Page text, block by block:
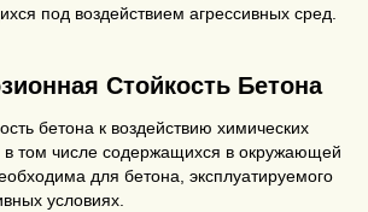
повышения
и ударной
Бетон,
под воздействием агрессивных сред.
Стойкость Бетона
бетона к воздействию химических
в том числе содержащихся в окружающей
для бетона, эксплуатируемого
условиях.